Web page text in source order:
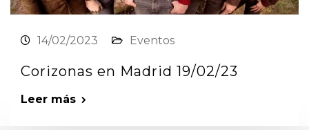
14/02/2023 Eventos
Corizonas en Madrid 19/02/23
Leer más